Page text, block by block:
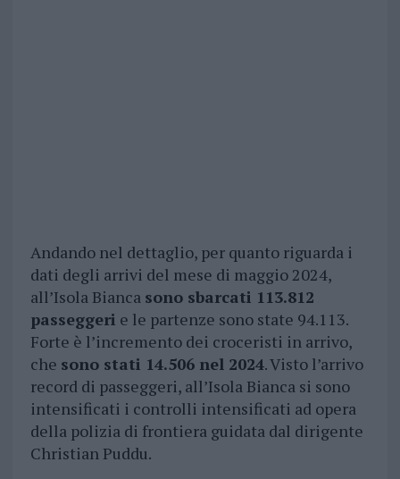
Andando nel dettaglio, per quanto riguarda i
dati degli arrivi del mese di maggio 2024,
all’Isola Bianca sono sbarcati 113.812
passeggeri e le partenze sono state 94.113.
Forte è l’incremento dei croceristi in arrivo,
che sono stati 14.506 nel 2024. Visto l’arrivo
record di passeggeri, all’Isola Bianca si sono
intensificati i controlli intensificati ad opera
della polizia di frontiera guidata dal dirigente
Christian Puddu.